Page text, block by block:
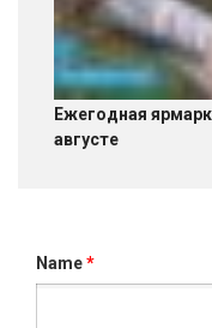
Ежегодная
августе
Name*